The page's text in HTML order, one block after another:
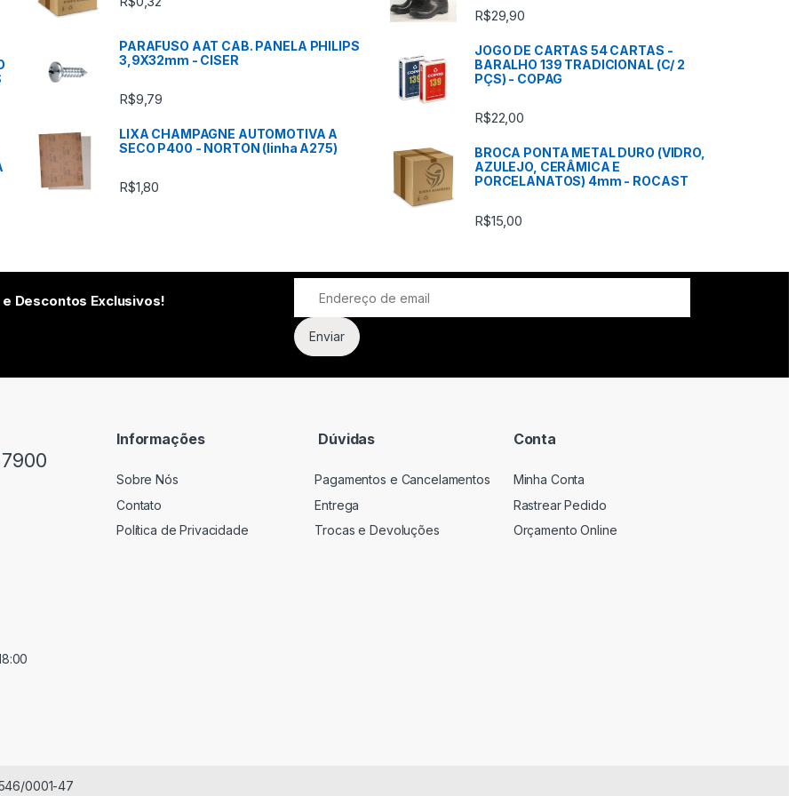
PARAFUSO AAT CAB. PANELA PHILIPS
3,9X32mm - CISER
R$9,79
LIXA CHAMPAGNE AUTOMOTIVA A
SECO P400 - NORTON (linha A275)
R$1,80
R$29,90
JOGO DE CARTAS 54 CARTAS -
BARALHO 139 TRADICIONAL (C/ 2
PÇS) - COPAG
R$22,00
BROCA PONTA METAL DURO (VIDRO,
AZULEJO, CERÂMICA E
PORCELANATOS) 4mm - ROCAST
R$15,00
Descontos Exclusivos!
Informações
Sobre Nós
Contato
Política de Privacidade
Dúvidas
Pagamentos e Cancelamentos
Entrega
Trocas e Devoluções
Conta
Minha Conta
Rastrear Pedido
Orçamento Online
0001-47